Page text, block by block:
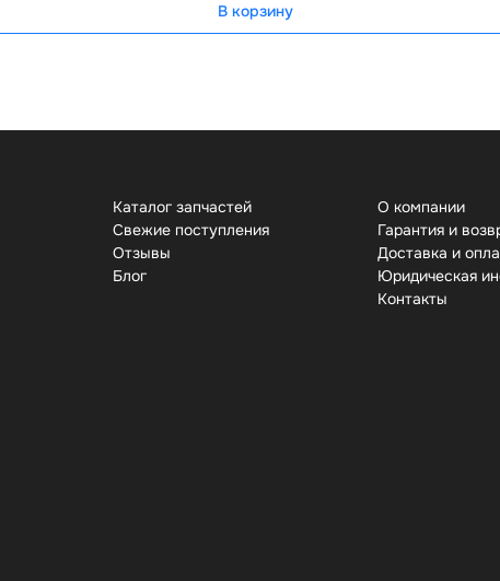
В корзину
Каталог запчастей
Свежие поступления
Отзывы
Бло
О компании
Гарантия и
Доставка и
Юридическая
Контакты